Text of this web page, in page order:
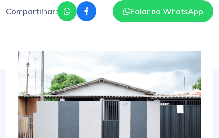
Compartilhar: Falar no WhatsApp